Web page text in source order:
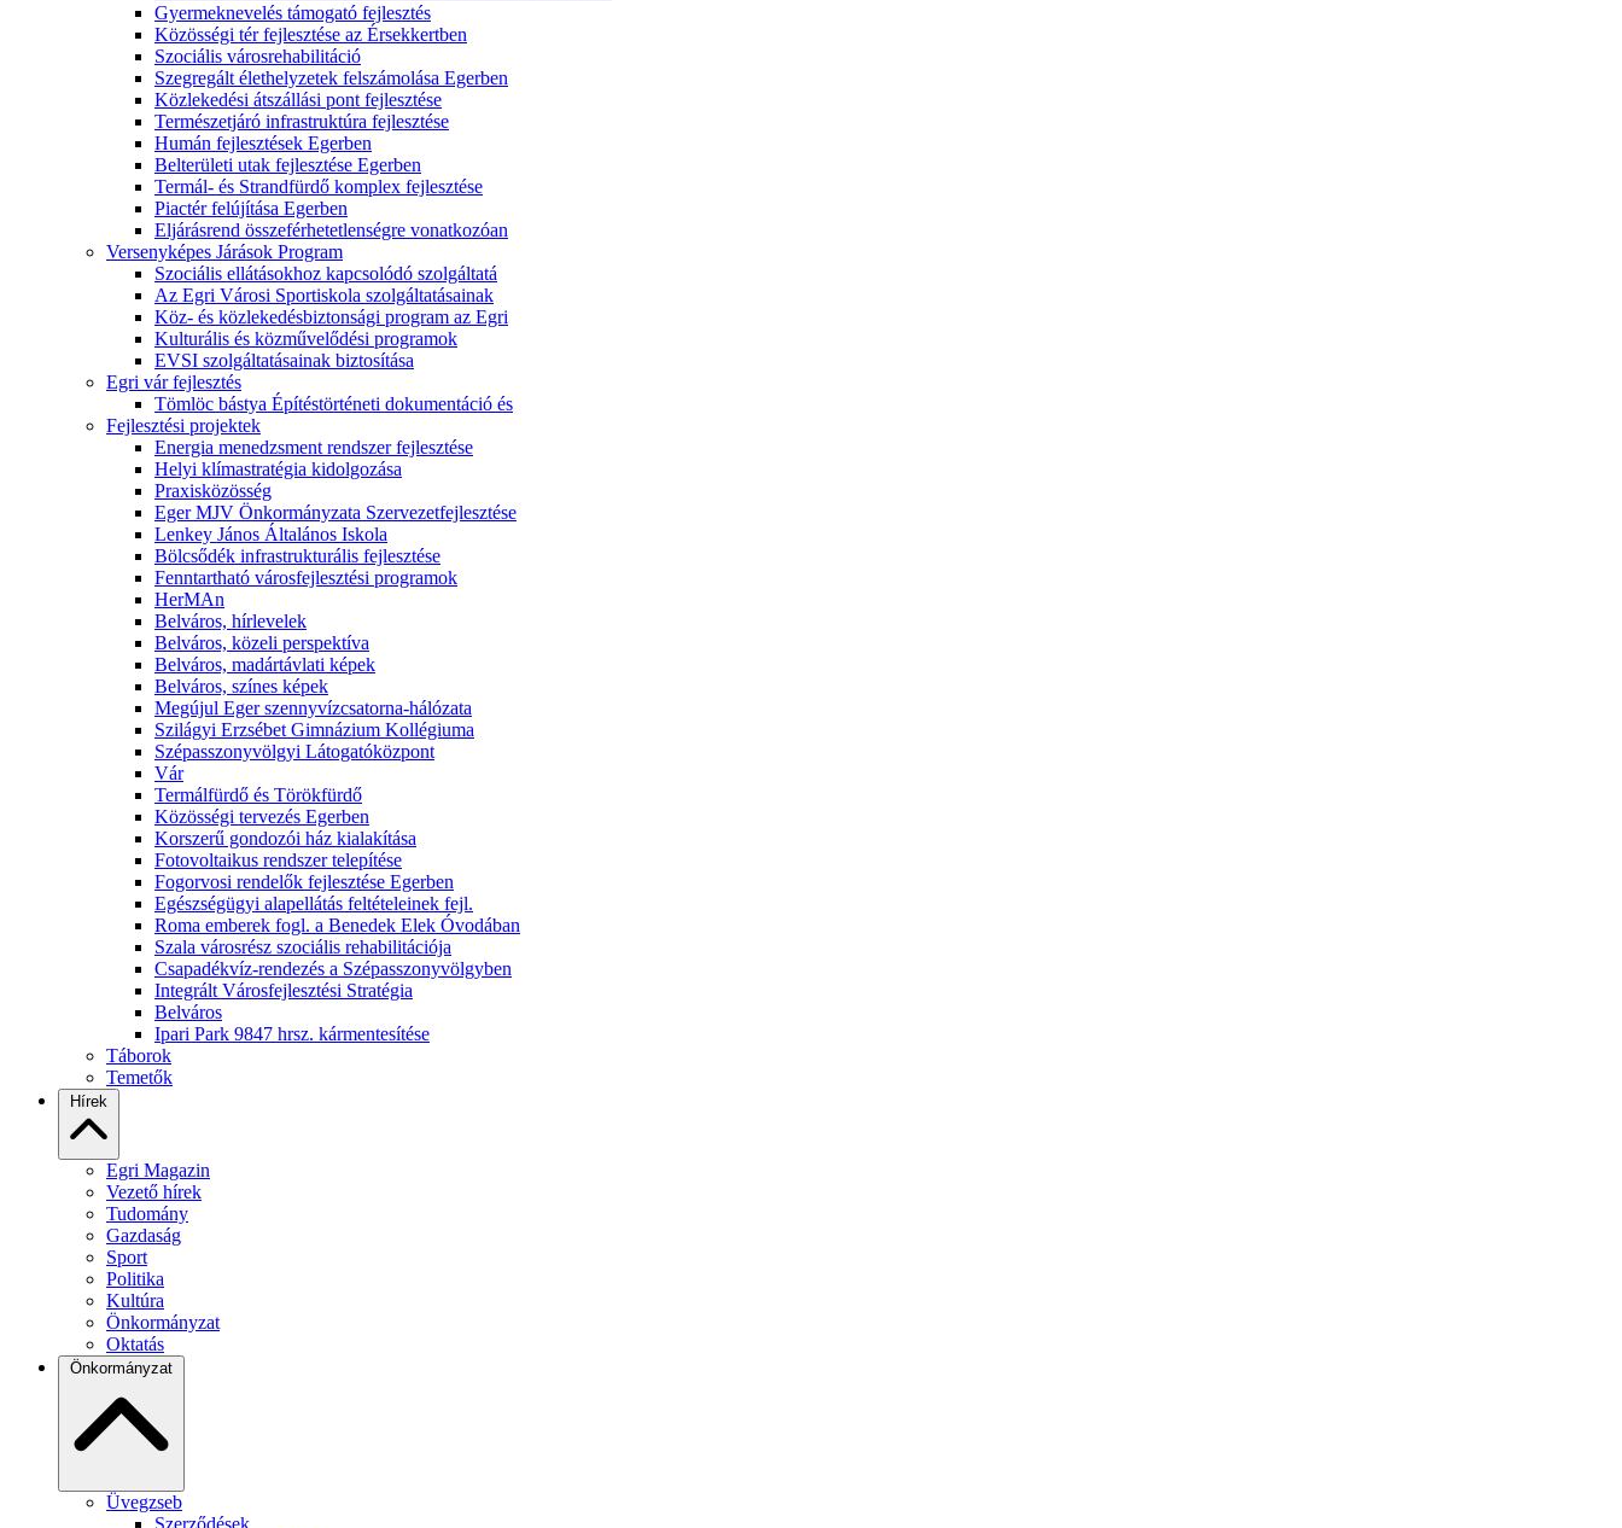
Gyermeknevelés támogató fejlesztés
Közösségi tér fejlesztése az Érsekkertben
Szociális városrehabilitáció
Szegregált élethelyzetek felszámolása Egerben
Közlekedési átszállási pont fejlesztése
Természetjáró infrastruktúra fejlesztése
Humán fejlesztések Egerben
Belterületi utak fejlesztése Egerben
Termál- és Strandfürdő komplex fejlesztése
Piactér felújítása Egerben
Eljárásrend összeférhetetlenségre vonatkozóan
Versenyképes Járások Program
Szociális ellátásokhoz kapcsolódó szolgáltatá
Az Egri Városi Sportiskola szolgáltatásainak
Köz- és közlekedésbiztonsági program az Egri
Kulturális és közművelődési programok
EVSI szolgáltatásainak biztosítása
Egri vár fejlesztés
Tömlöc bástya Építéstörténeti dokumentáció és
Fejlesztési projektek
Energia menedzsment rendszer fejlesztése
Helyi klímastratégia kidolgozása
Praxisközösség
Eger MJV Önkormányzata Szervezetfejlesztése
Lenkey János Általános Iskola
Bölcsődék infrastrukturális fejlesztése
Fenntartható városfejlesztési programok
HerMAn
Belváros, hírlevelek
Belváros, közeli perspektíva
Belváros, madártávlati képek
Belváros, színes képek
Megújul Eger szennyvízcsatorna-hálózata
Szilágyi Erzsébet Gimnázium Kollégiuma
Szépasszonyvölgyi Látogatóközpont
Vár
Termálfürdő és Törökfürdő
Közösségi tervezés Egerben
Korszerű gondozói ház kialakítása
Fotovoltaikus rendszer telepítése
Fogorvosi rendelők fejlesztése Egerben
Egészségügyi alapellátás feltételeinek fejl.
Roma emberek fogl. a Benedek Elek Óvodában
Szala városrész szociális rehabilitációja
Csapadékvíz-rendezés a Szépasszonyvölgyben
Integrált Városfejlesztési Stratégia
Belváros
Ipari Park 9847 hrsz. kármentesítése
Táborok
Temetők
Hírek
Egri Magazin
Vezető hírek
Tudomány
Gazdaság
Sport
Politika
Kultúra
Önkormányzat
Oktatás
Önkormányzat
Üvegzseb
Szerződések